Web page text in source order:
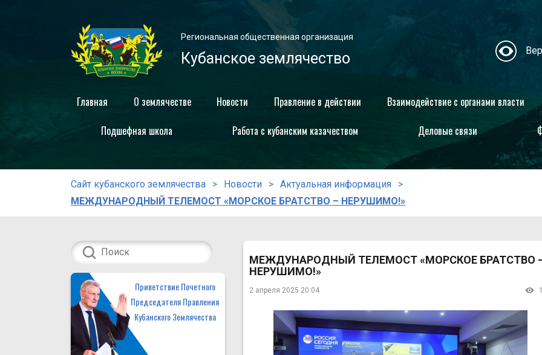
Региональная общественная организация
Кубанское землячество
Главная О землячестве Новости Правление в действии
Взаимодействие с органами власти
Подшефная школа
Работа с кубанским казачеством Деловые связи
Сайт кубанского землячества Новости
Актуальная информация
МЕЖДУНАРОДНЫЙ ТЕЛЕМОСТ «МОРСКОЕ БРАТСТВО – НЕРУШИМО!»
Приветствие Почетного
Председателя Правления
Кубанского Землячества
МЕЖДУНАРОДНЫЙ ТЕЛЕМОСТ «МОРСКОЕ БРАТСТВО
НЕРУШИМО!»
2 апреля 2025 20:04